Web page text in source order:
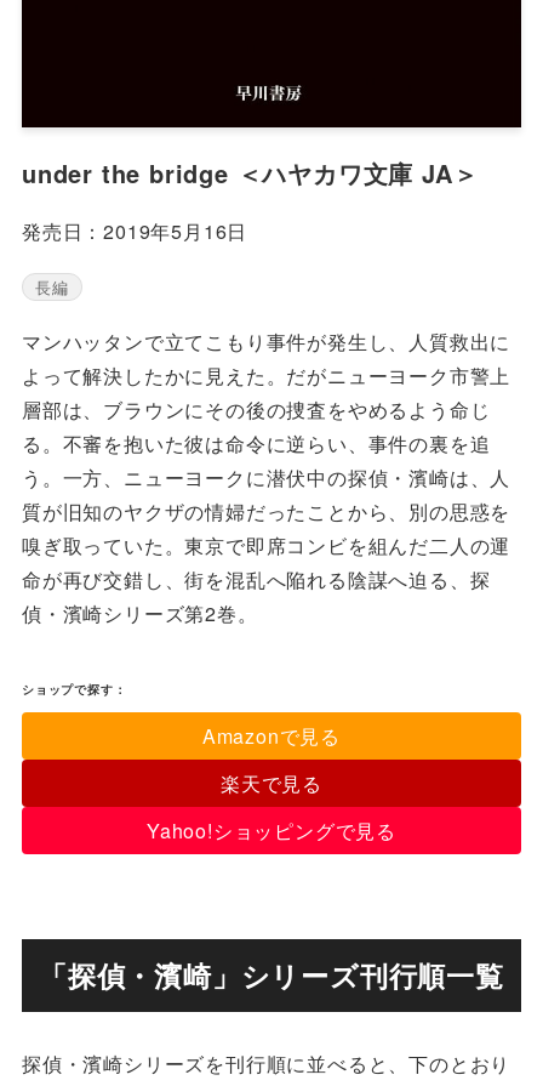
under the bridge ＜ハヤカワ文庫 JA＞
発売日：2019年5月16日
長編
マンハッタンで立てこもり事件が発生し、人質救出に
よって解決したかに見えた。だがニューヨーク市警上
層部は、ブラウンにその後の捜査をやめるよう命じ
る。不審を抱いた彼は命令に逆らい、事件の裏を追
う。一方、ニューヨークに潜伏中の探偵・濱崎は、人
質が旧知のヤクザの情婦だったことから、別の思惑を
嗅ぎ取っていた。東京で即席コンビを組んだ二人の運
命が再び交錯し、街を混乱へ陥れる陰謀へ迫る、探
偵・濱崎シリーズ第2巻。
ショップで探す：
Amazonで見る
楽天で見る
Yahoo!ショッピングで見る
「探偵・濱崎」シリーズ刊行順一覧
探偵・濱崎シリーズを刊行順に並べると、下のとおり